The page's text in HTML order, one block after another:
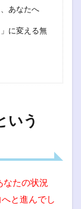
あなたへ
に変える無
いう
なたの状況
と進んでし